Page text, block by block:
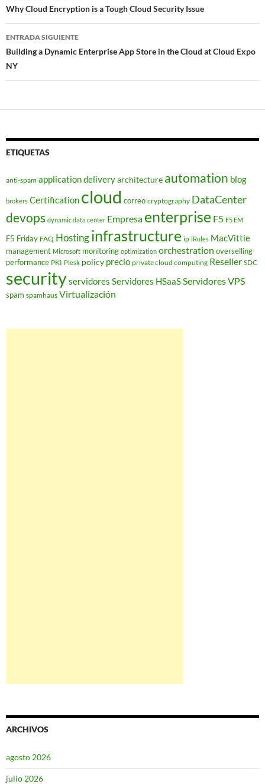
de
entradas
Why Cloud Encryption is a Tough Cloud Security Issue
ENTRADA SIGUIENTE
Building a Dynamic Enterprise App Store in the Cloud at Cloud Expo
NY
ETIQUETAS
anti-spam application deliveryarchitecture automation blog
brokers Certification cloud correo cryptography DataCenter
devops dynamic data center Empresa enterprise F5 F5 EM
F5 Friday FAQ Hostinginfrastructure ip iRules MacVittie
management Microsoft monitoring optimization orchestration overselling
performance PKI Plesk policy precio private cloud computing Reseller SDC
securityservidores Servidores HSaaSServidores VPS
spam spamhaus Virtualización
ARCHIVOS
agosto 2026
julio 2026